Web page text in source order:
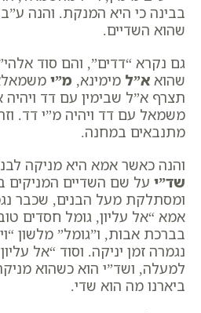
בבינה כי היא המנקת. והנה ע”ב
שהוא השדיים.
גם נקרא “דדים”, והם סוד
שהוא א”ל מימינא, מ”י
תצרף א”ל שבימין עם דד
משמאל עם דד ויהיה מ”י דד.
מתנבאים במחנה.
והנה כאשר אמא היא מניקה
שד”י על שם השדיים
ומסתלקת מעל הבנים, שכבר
אמא “אל עליון, גומל חסדים
בברכת אבות, ו”גומל” מלשון “
נגמרה זמן יניקה. וסוד “אל
למעלה, ושד”י הוא כשהוא
ביארנו מה הוא שדי.